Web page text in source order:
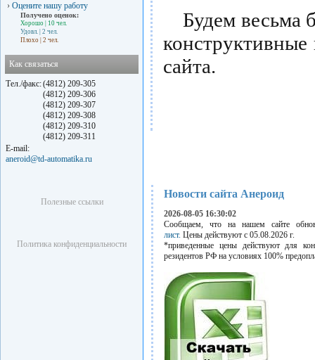
Будем весьма
сайта.
Новости сайта Анероид
2026-08-05 16:30:02
Сообщаем, что на нашем сайте
лист. Цены действуют с 05.08.2026 г.
*приведенные цены действуют для
резидентов РФ на условиях 100%
› Оцените нашу работу
Получено оценок:
Хорошо | 10 чел.
Удовл. | 2 чел.
Плохо | 2 чел.
Как связаться
Тел./факс:(4812) 209-305
(4812) 209-306
(4812) 209-307
(4812) 209-308
(4812) 209-310
(4812) 209-311
E-mail:
aneroid@td-automatika.ru
Полезные ссылки
Политика конфиденциальности